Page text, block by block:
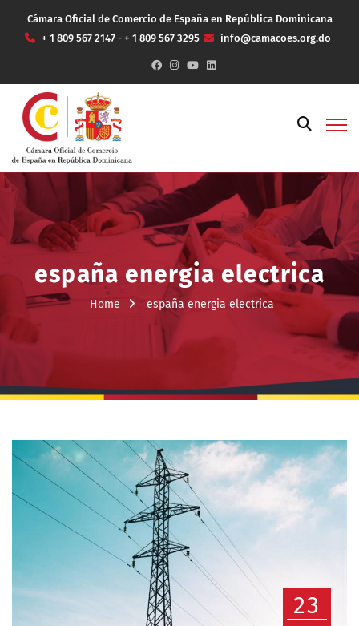
Cámara Oficial de Comercio de España en República Dominicana
+ 1 809 567 2147 - + 1 809 567 3295
info@camacoes.org.do
españa energia electrica
Home españa energia electrica
23